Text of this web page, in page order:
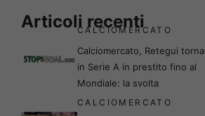
Articoli recenti
CALCIOMERCATO
Calciomercato, Retegui torna
in Serie A in prestito fino al
Mondiale: la svolta
CALCIOMERCATO